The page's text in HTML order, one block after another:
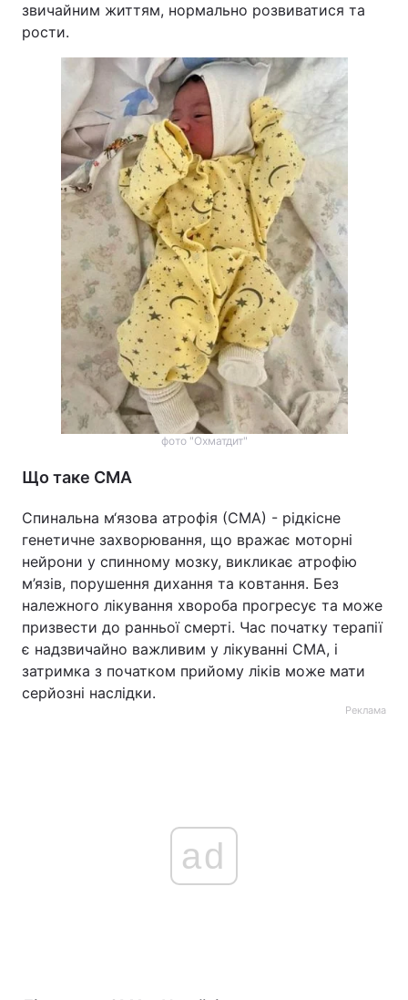
звичайним життям, нормально розвиватися та
рости.
фото "Охматдит"
Що таке СМА
Спинальна м‘язова атрофія (СМА) - рідкісне
генетичне захворювання, що вражає моторні
нейрони у спинному мозку, викликає атрофію
м’язів, порушення дихання та ковтання. Без
належного лікування хвороба прогресує та може
призвести до ранньої смерті. Час початку терапії
є надзвичайно важливим у лікуванні СМА, і
затримка з початком прийому ліків може мати
серйозні наслідки.
Реклама
ad